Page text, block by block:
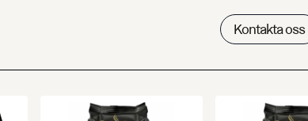
Kontakta oss